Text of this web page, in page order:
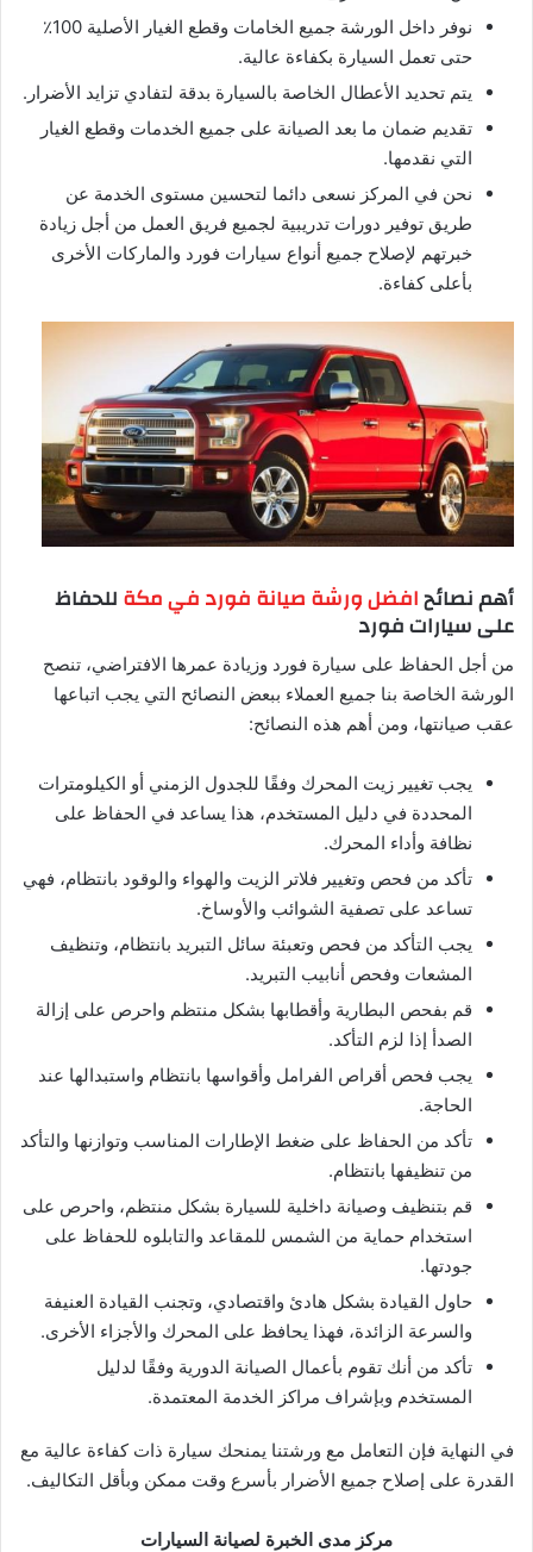
نوفر داخل الورشة جميع الخامات وقطع الغيار الأصلية 100٪
حتى تعمل السيارة بكفاءة عالية.
يتم تحديد الأعطال الخاصة بالسيارة بدقة لتفادي تزايد الأضرار.
تقديم ضمان ما بعد الصيانة على جميع الخدمات وقطع الغيار
التي نقدمها.
نحن في المركز نسعى دائما لتحسين مستوى الخدمة عن
طريق توفير دورات تدريبية لجميع فريق العمل من أجل زيادة
خبرتهم لإصلاح جميع أنواع سيارات فورد والماركات الأخرى
بأعلى كفاءة.
أهم نصائحافضل ورشة صيانة فورد في مكةللحفاظ
على سيارات فورد
من أجل الحفاظ على سيارة فورد وزيادة عمرها الافتراضي، تنصح
الورشة الخاصة بنا جميع العملاء ببعض النصائح التي يجب اتباعها
عقب صيانتها، ومن أهم هذه النصائح:
يجب تغيير زيت المحرك وفقًا للجدول الزمني أو الكيلومترات
المحددة في دليل المستخدم، هذا يساعد في الحفاظ على
نظافة وأداء المحرك.
تأكد من فحص وتغيير فلاتر الزيت والهواء والوقود بانتظام، فهي
تساعد على تصفية الشوائب والأوساخ.
يجب التأكد من فحص وتعبئة سائل التبريد بانتظام، وتنظيف
المشعات وفحص أنابيب التبريد.
قم بفحص البطارية وأقطابها بشكل منتظم واحرص على إزالة
الصدأ إذا لزم التأكد.
يجب فحص أقراص الفرامل وأقواسها بانتظام واستبدالها عند
الحاجة.
تأكد من الحفاظ على ضغط الإطارات المناسب وتوازنها والتأكد
من تنظيفها بانتظام.
قم بتنظيف وصيانة داخلية للسيارة بشكل منتظم، واحرص على
استخدام حماية من الشمس للمقاعد والتابلوه للحفاظ على
جودتها.
حاول القيادة بشكل هادئ واقتصادي، وتجنب القيادة العنيفة
والسرعة الزائدة، فهذا يحافظ على المحرك والأجزاء الأخرى.
تأكد من أنك تقوم بأعمال الصيانة الدورية وفقًا لدليل
المستخدم وبإشراف مراكز الخدمة المعتمدة.
في النهاية فإن التعامل مع ورشتنا يمنحك سيارة ذات كفاءة عالية مع
القدرة على إصلاح جميع الأضرار بأسرع وقت ممكن وبأقل التكاليف.
مركز مدى الخبرة لصيانة السيارات